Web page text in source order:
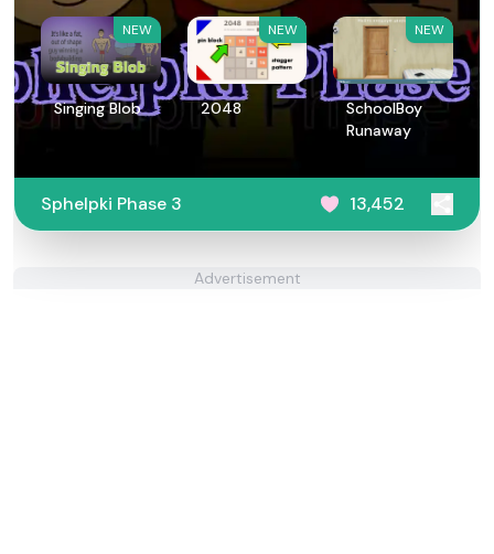
NEW
Singing Blob
NEW
2048
NEW
SchoolBoy
Runaway
Sphelpki Phase 3 13,452
Advertisement